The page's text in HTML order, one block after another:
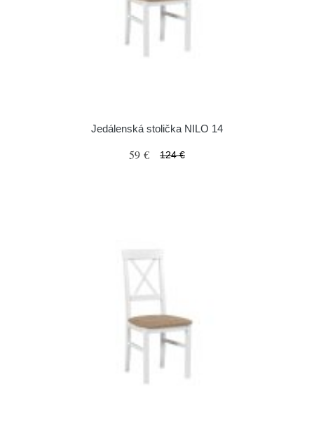
Jedálenská stolička NILO 14
59 € 124 €